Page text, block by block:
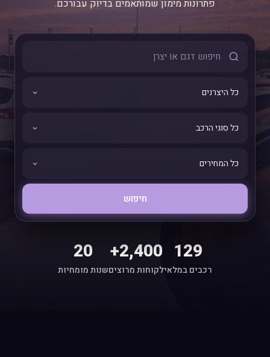
פתרונות מימון שמותאמים בדיוק עבורכם.
חיפוש
129
רכבים במלאי
2,400+
לקוחות מרוצים
20
שנות מומחיות